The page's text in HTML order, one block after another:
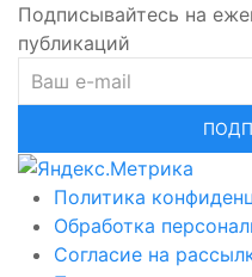
Подписывайтесь на
публикаций
Политика
Обработка
Согласие на